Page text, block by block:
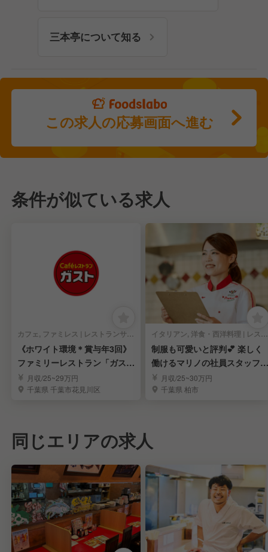
三本亭について知る
この求人の応募画面へ進む
条件が似ている求人
カフェ, ファミレス | レストランサービス・ホールスタッフ
《ホワイト環境＊賞与年3回》
ファミリーレストラン「ガス
ト」の店舗社員を募集
月収/25~29万円
千葉県 千葉市花見川区
イタリアン, 洋食・西洋料理 | レストランサービス・ホールスタッフ
制服も可愛いと評判💕 楽しく
働けるマリノの社員スタッフ大
募集！
月収/25~30万円
千葉県 柏市
同じエリアの求人